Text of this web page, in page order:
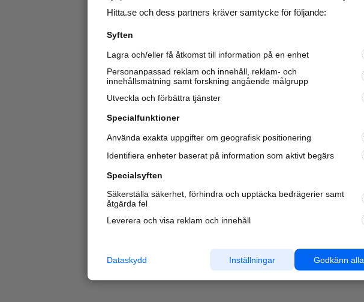
Hitta.se och dess partners kräver samtycke för följande:
Syften
Lagra och/eller få åtkomst till information på en enhet
Personanpassad reklam och innehåll, reklam- och
innehållsmätning samt forskning angående målgrupp
Utveckla och förbättra tjänster
Specialfunktioner
Använda exakta uppgifter om geografisk positionering
Identifiera enheter baserat på information som aktivt begärs
Specialsyften
Säkerställa säkerhet, förhindra och upptäcka bedrägerier samt
åtgärda fel
Leverera och visa reklam och innehåll
Godkänn alla
Inställningar
Dataskydd